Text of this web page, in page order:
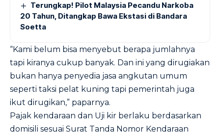
Terungkap! Pilot Malaysia Pecandu Narkoba
20 Tahun, Ditangkap Bawa Ekstasi di Bandara
Soetta
“Kami belum bisa menyebut berapa jumlahnya
tapi kiranya cukup banyak. Dan ini yang dirugiakan
bukan hanya penyedia jasa angkutan umum
seperti taksi pelat kuning tapi pemerintah juga
ikut dirugikan,” paparnya.
Pajak kendaraan dan Uji kir berlaku berdasarkan
domisili sesuai Surat Tanda Nomor Kendaraan